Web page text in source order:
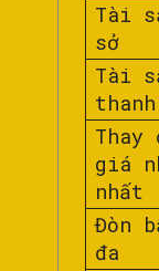
Tài
sở
Tài
Thay
giá
nhất
Đòn
đa